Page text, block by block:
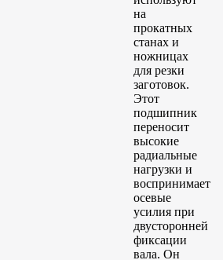
на
прокатных
станах и
ножницах
для резки
заготовок.
Этот
подшипник
переносит
высокие
радиальные
нагрузки и
воспринимает
осевые
усилия при
двусторонней
фиксации
вала. Он